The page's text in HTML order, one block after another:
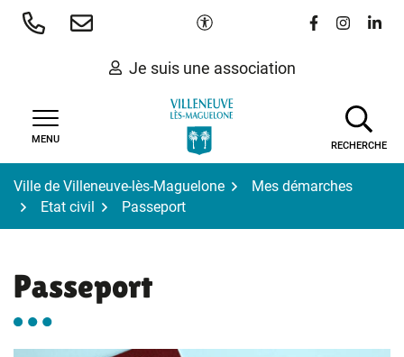
Aller
Paramètres d'accessibilité
Lien vers le
Lien vers
Lien
Je suis une association
MENU
RECHERCHE
Ville de Villeneuve-lès-Maguelone
Mes démarches
Etat civil
Passeport
Passeport